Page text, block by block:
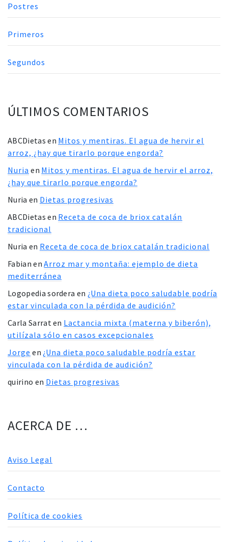
Postres
Primeros
Segundos
ÚLTIMOS COMENTARIOS
ABCDietas en Mitos y mentiras. El agua de hervir el
arroz, ¿hay que tirarlo porque engorda?
Nuria en Mitos y mentiras. El agua de hervir el arroz,
¿hay que tirarlo porque engorda?
Nuria en Dietas progresivas
ABCDietas en Receta de coca de briox catalán
tradicional
Nuria en Receta de coca de briox catalán tradicional
Fabian enArroz mar y montaña: ejemplo de dieta
mediterránea
Logopedia sordera en ¿Una dieta poco saludable podría
estar vinculada con la pérdida de audición?
Carla Sarraten Lactancia mixta (materna y biberón),
utilízala sólo en casos excepcionales
Jorge en ¿Una dieta poco saludable podría estar
vinculada con la pérdida de audición?
quirino en Dietas progresivas
ACERCA DE …
Aviso Legal
Contacto
Política de cookies